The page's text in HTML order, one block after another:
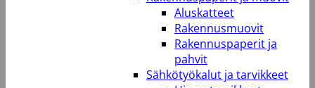
Aluskatteet
Rakennusmuovit
Rakennuspaperit ja
pahvit
Sähkötyökalut ja tarvikkeet